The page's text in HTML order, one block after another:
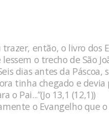
então, o livro dos
o trecho de São
dias antes da Páscoa,
tinha chegado e devia
o Pai...”(Jo 13,1 (12,1))
o Evangelho que